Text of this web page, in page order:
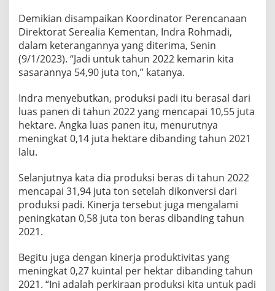
Demikian disampaikan Koordinator Perencanaan
Direktorat Serealia Kementan, Indra Rohmadi,
dalam keterangannya yang diterima, Senin
(9/1/2023). “Jadi untuk tahun 2022 kemarin kita
sasarannya 54,90 juta ton,” katanya.
Indra menyebutkan, produksi padi itu berasal dari
luas panen di tahun 2022 yang mencapai 10,55 juta
hektare. Angka luas panen itu, menurutnya
meningkat 0,14 juta hektare dibanding tahun 2021
lalu.
Selanjutnya kata dia produksi beras di tahun 2022
mencapai 31,94 juta ton setelah dikonversi dari
produksi padi. Kinerja tersebut juga mengalami
peningkatan 0,58 juta ton beras dibanding tahun
2021.
Begitu juga dengan kinerja produktivitas yang
meningkat 0,27 kuintal per hektar dibanding tahun
2021. “Ini adalah perkiraan produksi kita untuk padi